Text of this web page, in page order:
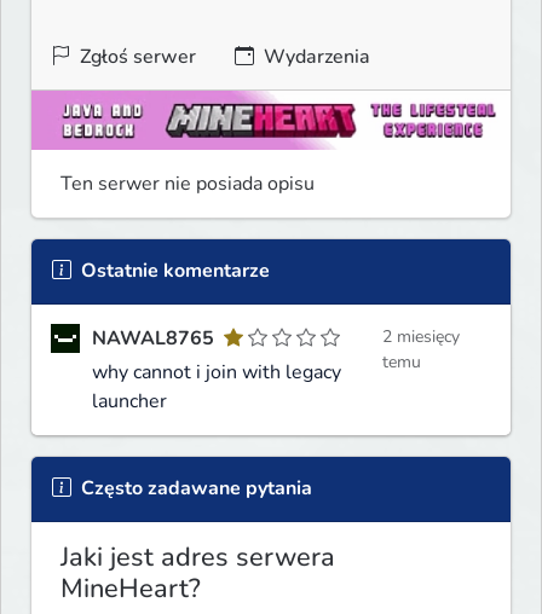
Zgłoś serwer Wydarzenia
Ten serwer nie posiada opisu
Ostatnie komentarze
NAWAL8765
why cannot i join with legacy
launcher
2 miesięcy
temu
Często zadawane pytania
Jaki jest adres serwera
MineHeart?